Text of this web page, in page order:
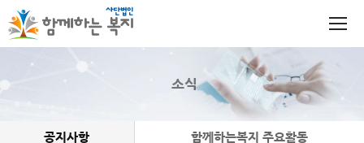
소식
공지사항 함께하는복지 주요활동